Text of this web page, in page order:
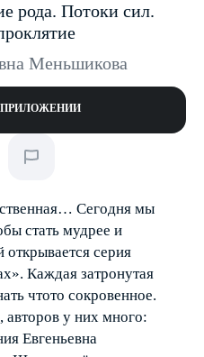
рода. Потоки сил.
Меньшикова
ПРИЛОЖЕНИИ
Сегодня мы
стать мудрее и
открывается серия
Каждая затронутая
что­то сокровенное.
у них много:
Евгеньевна